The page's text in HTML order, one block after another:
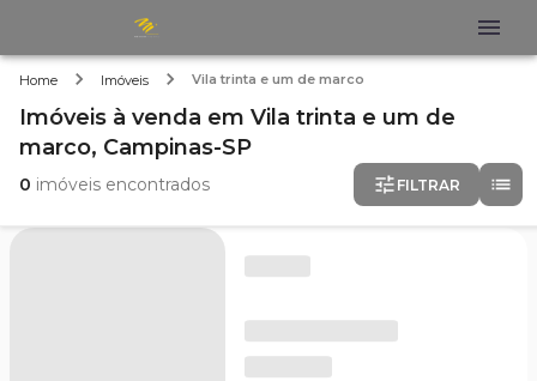
Home Imóveis Vila trinta e um de marco
Imóveis à venda em Vila trinta e um de
marco, Campinas-SP
0 imóveis encontrados FILTRAR